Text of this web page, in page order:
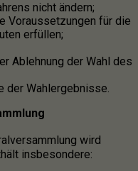
nicht ändern;
Voraussetzungen für die
erfüllen;
Ablehnung der Wahl des
der Wahlergebnisse.
wird
insbesondere: